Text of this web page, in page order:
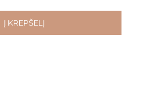
Į KREPŠELĮ